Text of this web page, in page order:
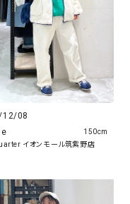
12/08
イオンモール筑紫野店
150cm